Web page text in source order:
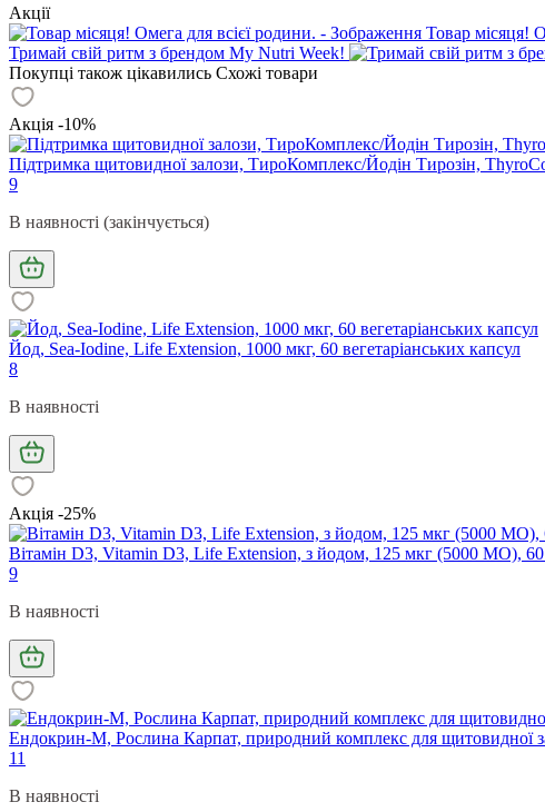
Акції
Товар місяця!
Тримай свій ритм з брендом My Nutri Week!
Покупці також цікавились Схожі товари
Акція -10%
Підтримка щитовидної залози, ТироКомплекс/Йодін Тирозін,
9
В наявності (закінчується)
Йод, Sea-Iodine, Life Extension, 1000 мкг, 60 вегетаріанських капсул
8
В наявності
Акція -25%
Вітамін D3, Vitamin D3, Life Extension, з йодом, 125 мкг (5000 МО), 60
9
В наявності
Ендокрин-М, Рослина Карпат, природний комплекс для щитовидної
11
В наявності